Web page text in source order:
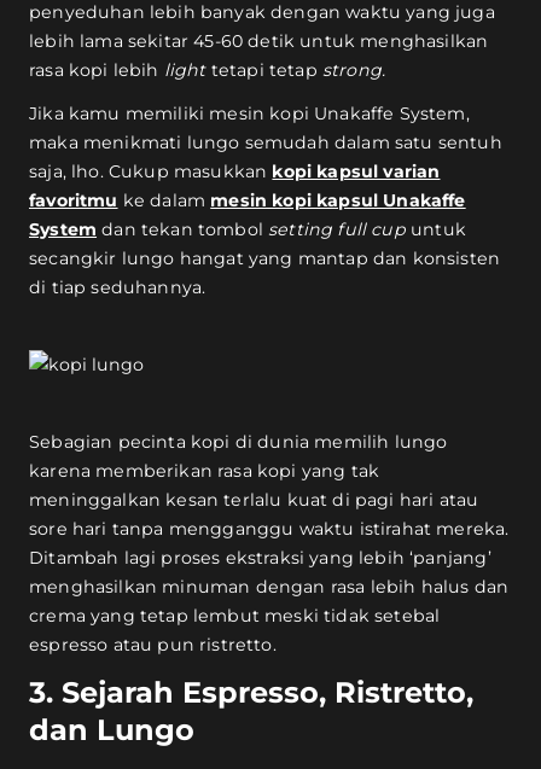
penyeduhan lebih banyak dengan waktu yang juga
lebih lama sekitar 45-60 detik untuk menghasilkan
rasa kopi lebih lighttetapi tetap strong.
Jika kamu memiliki mesin kopi Unakaffe System,
maka menikmati lungo semudah dalam satu sentuh
saja, lho. Cukup masukkan kopi kapsul varian
favoritmu ke dalam mesin kopi kapsul Unakaffe
System dan tekan tombolsetting full cupuntuk
secangkir lungo hangat yang mantap dan konsisten
di tiap seduhannya.
Sebagian pecinta kopi di dunia memilih lungo
karena memberikan rasa kopi yang tak
meninggalkan kesan terlalu kuat di pagi hari atau
sore hari tanpa mengganggu waktu istirahat mereka.
Ditambah lagi proses ekstraksi yang lebih ‘panjang’
menghasilkan minuman dengan rasa lebih halus dan
crema yang tetap lembut meski tidak setebal
espresso atau pun ristretto.
3. Sejarah Espresso, Ristretto,
dan Lungo